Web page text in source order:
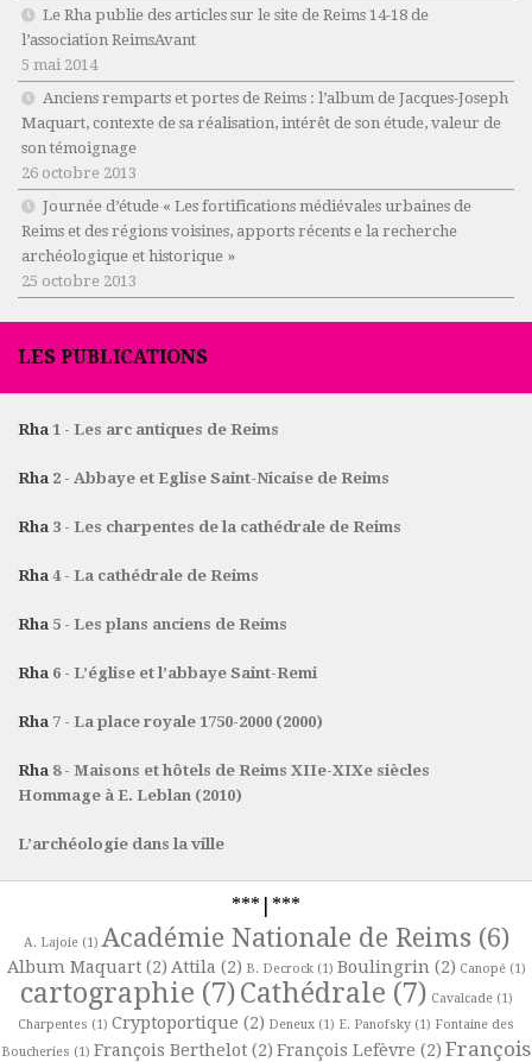
Le Rha publie des articles sur le site de Reims 14-18 de
l’association ReimsAvant
5 mai 2014
Anciens remparts et portes de Reims : l’album de Jacques-Joseph
Maquart, contexte de sa réalisation, intérêt de son étude, valeur de
son témoignage
26 octobre 2013
Journée d’étude « Les fortifications médiévales urbaines de
Reims et des régions voisines, apports récents e la recherche
archéologique et historique »
25 octobre 2013
LES PUBLICATIONS
Rha 1 - Les arc antiques de Reims
Rha 2 - Abbaye et Eglise Saint-Nicaise de Reims
Rha 3 - Les charpentes de la cathédrale de Reims
Rha 4 - La cathédrale de Reims
Rha 5 - Les plans anciens de Reims
Rha 6 - L’église et l’abbaye Saint-Remi
Rha 7 - La place royale 1750-2000 (2000)
Rha 8 - Maisons et hôtels de Reims XIIe-XIXe siècles
Hommage à E. Leblan (2010)
L’archéologie dans la ville
***|***
A. Lajoie(1) Académie Nationale de Reims (6)
Album Maquart(2) Attila (2) B. Decrock(1) Boulingrin (2) Canopé(1)
cartographie (7)Cathédrale (7) Cavalcade(1)
Charpentes (1) Cryptoportique (2) Deneux (1) E. Panofsky (1) Fontaine des
Boucheries (1) François Berthelot (2) François Lefèvre (2) François